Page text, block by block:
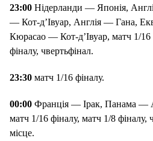
23:00 Нідерланди — Японія,
— Кот-д’Івуар, Англія — Гана,
Кюрасао — Кот-д’Івуар, матч 1/16
фіналу, чвертьфінал.
23:30 матч 1/16 фіналу.
00:00 Франція — Ірак, Панама —
матч 1/16 фіналу, матч 1/8 фіналу,
місце.